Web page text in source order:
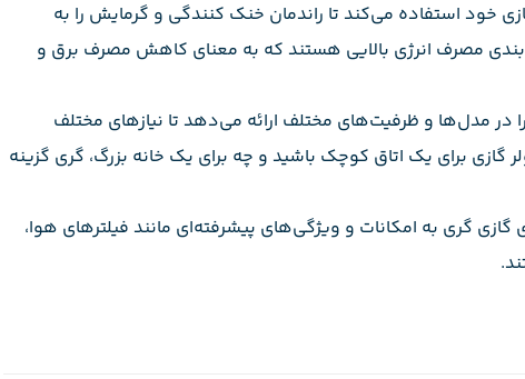
خود استفاده می‌کند تا راندمان خنک کنندگی و گرمایش را به
مصرف انرژی بالایی هستند که به معنای کاهش مصرف برق و
در مدل‌ها و ظرفیت‌های مختلف ارائه می‌دهد تا نیازهای مختلف
گازی برای یک اتاق کوچک باشید و چه برای یک خانه بزرگ، گری گزینه
گازی گری به امکانات و ویژگی‌های پیشرفته‌ای مانند فیلترهای هوا،